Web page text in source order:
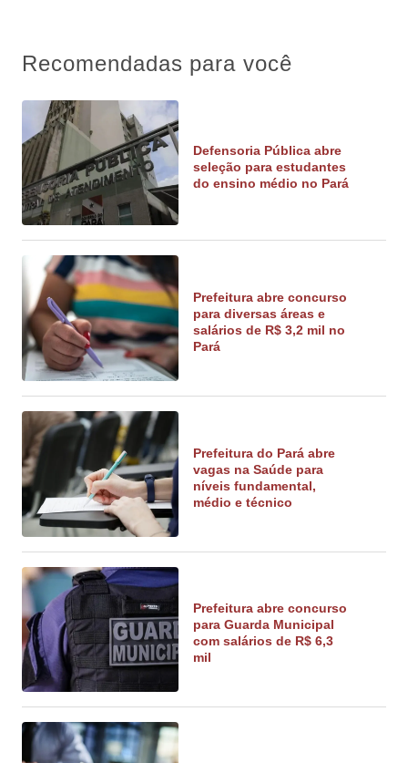
Recomendadas para você
Defensoria Pública abre
seleção para estudantes
do ensino médio no Pará
Prefeitura abre concurso
para diversas áreas e
salários de R$ 3,2 mil no
Pará
Prefeitura do Pará abre
vagas na Saúde para
níveis fundamental,
médio e técnico
Prefeitura abre concurso
para Guarda Municipal
com salários de R$ 6,3
mil